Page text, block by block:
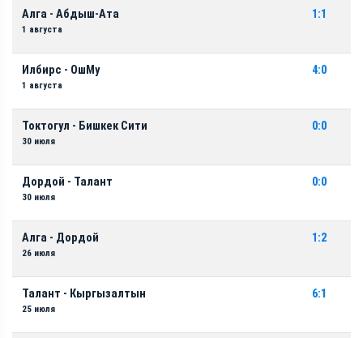
Алга - Абдыш-Ата
1 августа
1:1
Илбирс - ОшМу
1 августа
4:0
Токтогул - Бишкек Сити
30 июля
0:0
Дордой - Талант
30 июля
0:0
Алга - Дордой
26 июля
1:2
Талант - Кыргызалтын
25 июля
6:1